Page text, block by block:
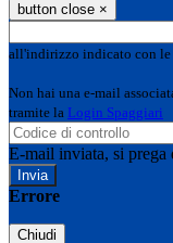
button close ×
all'indirizzo indicato con le
Non hai una e-mail
tramite la Login Spaggiari
E-mail inviata, si prega
Errore
Chiudi